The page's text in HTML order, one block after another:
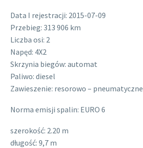
Data I rejestracji: 2015-07-09
Przebieg: 313 906 km
Liczba osi: 2
Napęd: 4X2
Skrzynia biegów: automat
Paliwo: diesel
Zawieszenie: resorowo – pneumatyczne
Norma emisji spalin: EURO 6
szerokość: 2.20 m
długość: 9,7 m